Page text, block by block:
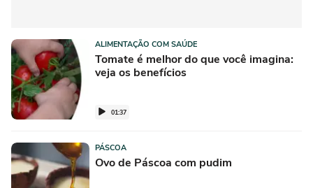
ALIMENTAÇÃO COM SAÚDE
Tomate é melhor do que você imagina:
veja os benefícios
01:37
PÁSCOA
Ovo de Páscoa com pudim